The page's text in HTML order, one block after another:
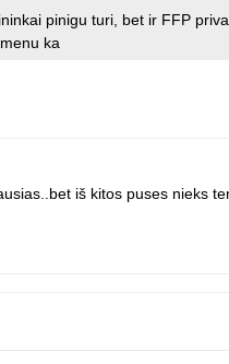
pinigu turi, bet ir FFP
ka
iš kitos puses nieks